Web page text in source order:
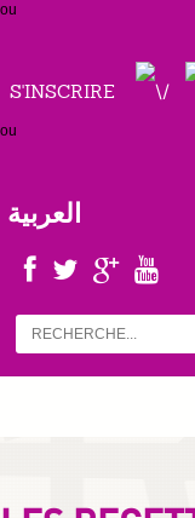
ou
S'INSCRIRE
ou
العربية